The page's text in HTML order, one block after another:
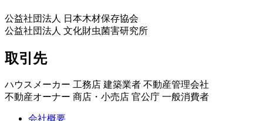
公益社団法人 日本木材保存協会
公益社団法人 文化財虫菌害研究所
取引先
ハウスメーカー 工務店 建築業者 不動産管理会社
不動産オーナー 商店・小売店 官公庁 一般消費者
会社概要